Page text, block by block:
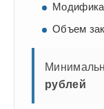
Объем
рублей